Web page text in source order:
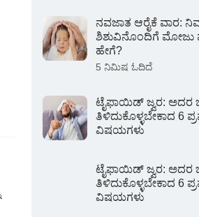
ನವಜಾತ ಆರೈಕೆ ವಾರ:
ಶಿಶುವಿನೊಂದಿಗೆ ಮೋಜು
ಹೇಗೆ?
5 ನಿಮಿಷ ಓದಿದೆ
ಟೈಫಾಯಿಡ್ ಜ್ವರ: ಅದರ
ತಿಳಿದುಕೊಳ್ಳಬೇಕಾದ 6
ವಿಷಯಗಳು
ಟೈಫಾಯಿಡ್ ಜ್ವರ: ಅದರ
ತಿಳಿದುಕೊಳ್ಳಬೇಕಾದ 6
ವಿಷಯಗಳು